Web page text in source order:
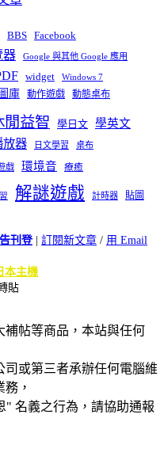
BBS Facebook
器 Google 與其他 Google 應用
widget Windows 7
庫 動作遊戲 動態桌布
閒益智 學日文 學英文
放器 日文學習 桌布
戲 環境音 療癒
解謎遊戲 計時器
貼圖
刊登| 訂閱新文章 / 用 Email
本主機
貼
補帖等商品，本站與任何
或第三者承辦任何電腦維
，
名義之行為，請協助通報